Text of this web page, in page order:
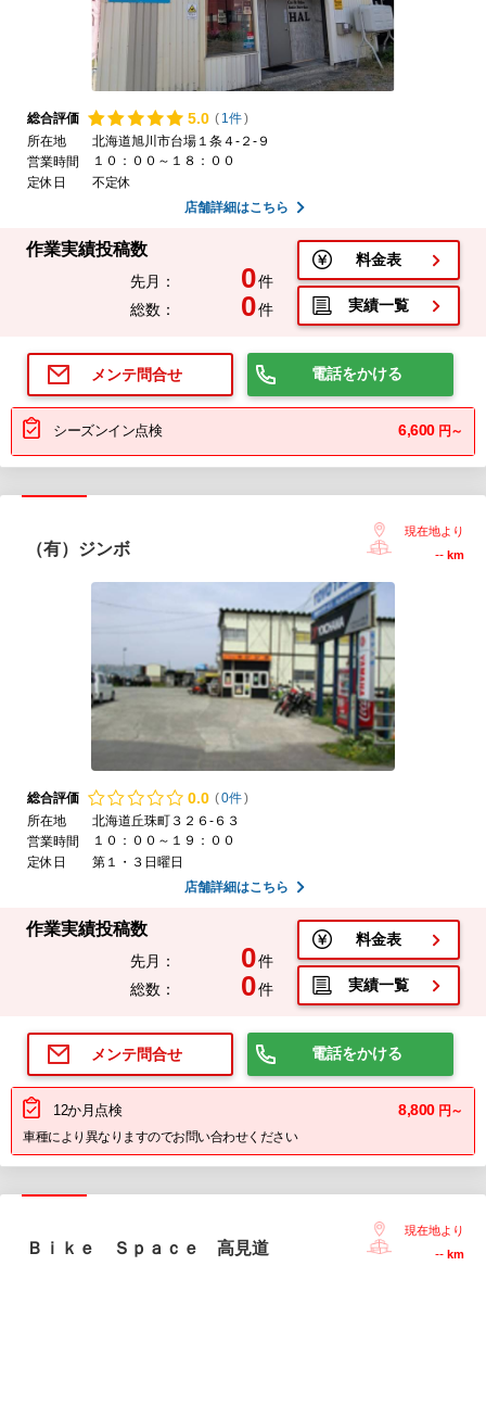
総合評価 5.0 ( 1件)
所在地
北海道旭川市台場１条４-２-９
営業時間
１０：００～１８：００
定休日
不定休
店舗詳細はこちら
作業実績投稿数
先月： 0件
総数：
0件
料金表
実績一覧
メンテ問合せ 電話をかける
シーズンイン点検 6,600 円～
（有）ジンボ
現在地より
-- km
総合評価 0.0 (0件)
所在地
北海道丘珠町３２６‐６３
営業時間
１０：００～１９：００
定休日
第１・３日曜日
店舗詳細はこちら
作業実績投稿数
先月： 0件
総数：
0件
料金表
実績一覧
メンテ問合せ 電話をかける
12か月点検 8,800 円～
車種により異なりますのでお問い合わせください
Ｂｉｋｅ Ｓｐａｃｅ 高見道
現在地より
-- km